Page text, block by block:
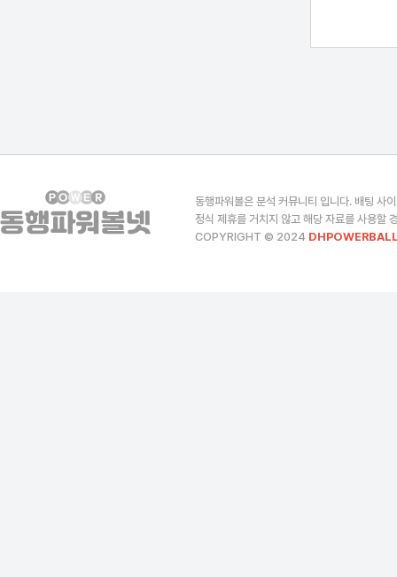
동행파워볼은 분석 커뮤니티 입니다. 배팅 사
정식 제휴를 거치지 않고 해당 자료를 사용할
COPYRIGHT © 2024